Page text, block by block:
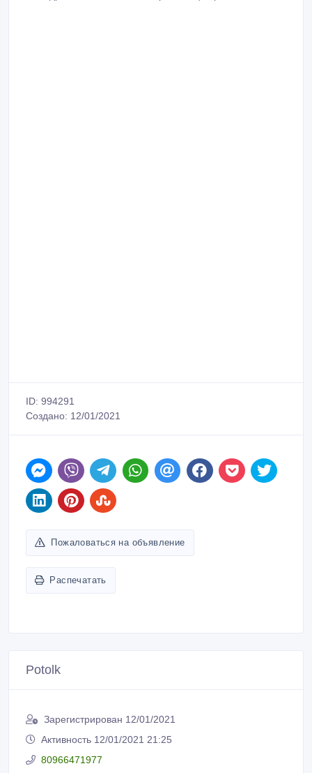
ID: 994291
Создано: 12/01/2021
Пожаловаться на объявление
Распечатать
Potolk
Зарегистрирован 12/01/2021
Активность 12/01/2021 21:25
80966471977